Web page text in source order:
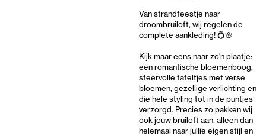
Van strandfeestje naar
droombruiloft, wij regelen de
complete aankleding! 💍🌸
Kijk maar eens naar zo'n plaatje:
een romantische bloemenboog,
sfeervolle tafeltjes met verse
bloemen, gezellige verlichting en
die hele styling tot in de puntjes
verzorgd. Precies zo pakken wij
ook jouw bruiloft aan, alleen dan
helemaal naar jullie eigen stijl en